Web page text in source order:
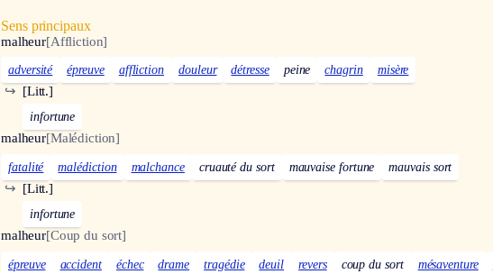
Sens principaux
malheur[Affliction]
adversité épreuve affliction douleur détresse peine chagrin misère
[Litt.]
↪
infortune
malheur[Malédiction]
fatalité malédiction malchance cruauté du sort mauvaise fortune mauvais sort
[Litt.]
↪
infortune
malheur[Coup du sort]
épreuve accident échec drame tragédie deuil revers coup du sort mésaventure